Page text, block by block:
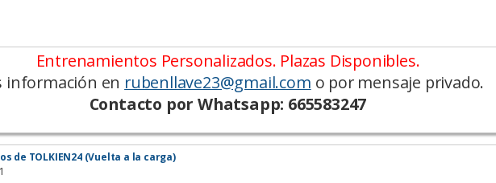
Entrenamientos Personalizados. Plazas Disponibles.
información en rubenllave23@gmail.com o por mensaje privado.
Contacto por Whatsapp: 665583247
de TOLKIEN24 (Vuelta a la carga)